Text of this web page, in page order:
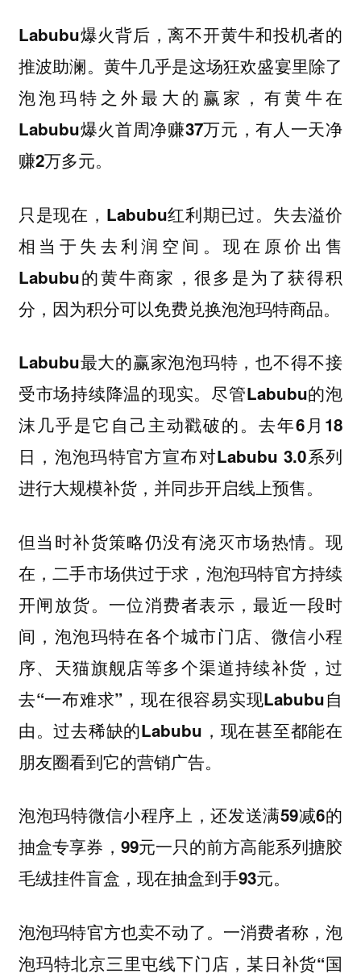
Labubu爆火背后，离不开黄牛和投机者的
推波助澜。黄牛几乎是这场狂欢盛宴里除了
泡泡玛特之外最大的赢家，有黄牛在
Labubu爆火首周净赚37万元，有人一天净
赚2万多元。
只是现在，Labubu红利期已过。失去溢价
相当于失去利润空间。现在原价出售
Labubu的黄牛商家，很多是为了获得积
分，因为积分可以免费兑换泡泡玛特商品。
Labubu最大的赢家泡泡玛特，也不得不接
受市场持续降温的现实。尽管Labubu的泡
沫几乎是它自己主动戳破的。去年6月18
日，泡泡玛特官方宣布对Labubu 3.0系列
进行大规模补货，并同步开启线上预售。
但当时补货策略仍没有浇灭市场热情。现
在，二手市场供过于求，泡泡玛特官方持续
开闸放货。一位消费者表示，最近一段时
间，泡泡玛特在各个城市门店、微信小程
序、天猫旗舰店等多个渠道持续补货，过
去“一布难求”，现在很容易实现Labubu自
由。过去稀缺的Labubu，现在甚至都能在
朋友圈看到它的营销广告。
泡泡玛特微信小程序上，还发送满59减6的
抽盒专享券，99元一只的前方高能系列搪胶
毛绒挂件盲盒，现在抽盒到手93元。
泡泡玛特官方也卖不动了。一消费者称，泡
泡玛特北京三里屯线下门店，某日补货“国